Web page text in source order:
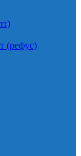
(рефус)